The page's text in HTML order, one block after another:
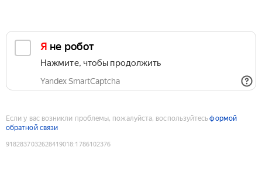
Я не робот
Нажмите, чтобы продолжить
Yandex SmartCaptcha
Если у вас возникли проблемы, пожалуйста, воспользуйтесьформой
обратной связи
9182837032628419018:1786102376